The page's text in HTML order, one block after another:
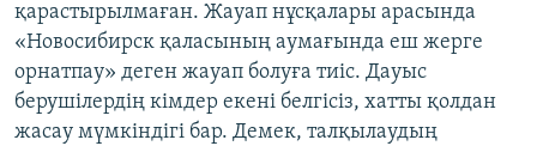
қарастырылмаған. Жауап нұсқалары арасында
«Новосибирск қаласының аумағында еш жерге
орнатпау» деген жауап болуға тиіс. Дауыс
берушілердің кімдер екені белгісіз, хатты қолдан
жасау мүмкіндігі бар. Демек, талқылаудың